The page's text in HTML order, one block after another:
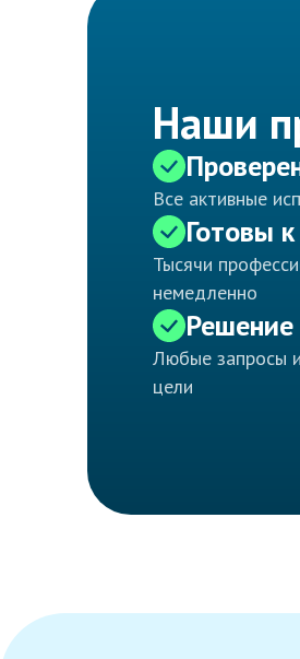
Наши
Все активные
Готовы
Тысячи
немедленно
Решение
Любые запросы
цели